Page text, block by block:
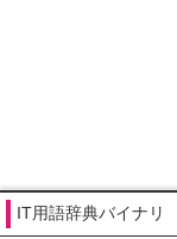
IT用語辞典バイナリ